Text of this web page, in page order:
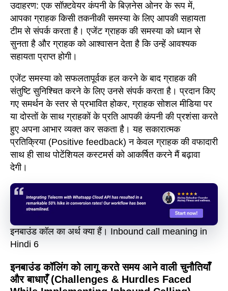
उदाहरण: एक सॉफ़्टवेयर कंपनी के बिज़नेस ओनर के रूप में,
आपका ग्राहक किसी तकनीकी समस्या के लिए आपकी सहायता
टीम से संपर्क करता है। एजेंट ग्राहक की समस्या को ध्यान से
सुनता है और ग्राहक को आश्वासन देता है कि उन्हें आवश्यक
सहायता प्राप्त होगी।
एजेंट समस्या को सफलतापूर्वक हल करने के बाद ग्राहक की
संतुष्टि सुनिश्चित करने के लिए उनसे संपर्क करता है। प्रदान किए
गए समर्थन के स्तर से प्रभावित होकर, ग्राहक सोशल मीडिया पर
या दोस्तों के साथ ग्राहकों के प्रति आपकी कंपनी की प्रशंसा करते
हुए अपना आभार व्यक्त कर सकता है। यह सकारात्मक
प्रतिक्रिया (Positive feedback) न केवल ग्राहक की वफादारी
साथ ही साथ पोटेंशियल कस्टमर्स को आकर्षित करने मैं बढ़ावा
देगी।
इनबाउंड कॉल का अर्थ क्या हैं। Inbound call meaning in
Hindi 6
इनबाउंड कॉलिंग को लागू करते समय आने वाली चुनौतियाँ
और बाधाएँ (Challenges & Hurdles Faced